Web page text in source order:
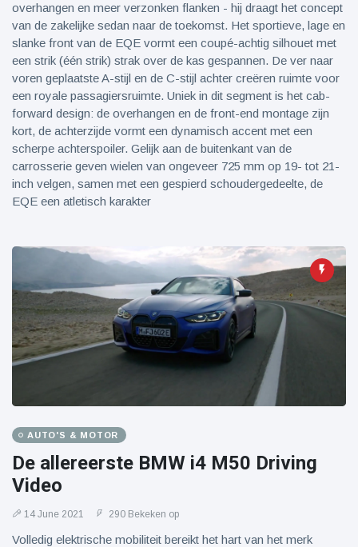
overhangen en meer verzonken flanken - hij draagt ​​het concept
van de zakelijke sedan naar de toekomst. Het sportieve, lage en
slanke front van de EQE vormt een coupé-achtig silhouet met
een strik (één strik) strak over de kas gespannen. De ver naar
voren geplaatste A-stijl en de C-stijl achter creëren ruimte voor
een royale passagiersruimte. Uniek in dit segment is het cab-
forward design: de overhangen en de front-end montage zijn
kort, de achterzijde vormt een dynamisch accent met een
scherpe achterspoiler. Gelijk aan de buitenkant van de
carrosserie geven wielen van ongeveer 725 mm op 19- tot 21-
inch velgen, samen met een gespierd schoudergedeelte, de
EQE een atletisch karakter
AUTO'S & MOTOR
De allereerste BMW i4 M50 Driving
Video
14 June 2021 290 Bekeken op
Volledig elektrische mobiliteit bereikt het hart van het merk